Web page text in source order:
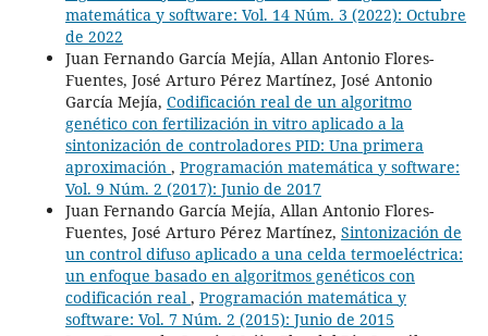
matemática y software: Vol. 14 Núm. 3 (2022): Octubre
de 2022
Juan Fernando García Mejía, Allan Antonio Flores-
Fuentes, José Arturo Pérez Martínez, José Antonio
García Mejía, Codificación real de un algoritmo
genético con fertilización in vitro aplicado a la
sintonización de controladores PID: Una primera
aproximación , Programación matemática y software:
Vol. 9 Núm. 2 (2017): Junio de 2017
Juan Fernando García Mejía, Allan Antonio Flores-
Fuentes, José Arturo Pérez Martínez, Sintonización de
un control difuso aplicado a una celda termoeléctrica:
un enfoque basado en algoritmos genéticos con
codificación real , Programación matemática y
software: Vol. 7 Núm. 2 (2015): Junio de 2015